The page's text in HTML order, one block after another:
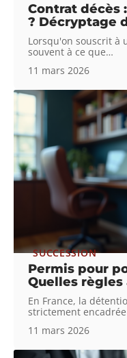
Contrat décès
? Décryptage
Lorsqu'on souscrit à
souvent à ce que…
11 mars 2026
SUCCESSION
Permis pour
Quelles
En France, la
strictement
11 mars 2026